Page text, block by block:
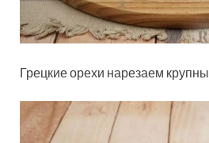
Грецкие орехи нарезаем